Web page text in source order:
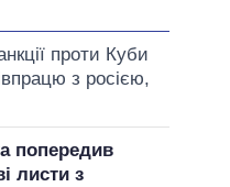
проти Куби
з росією,
попередив
листи з